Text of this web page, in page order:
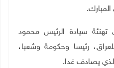
.
سيادة الرئيس محمود
رئيسا وحكومة وشعبا،
يصادف غدا.